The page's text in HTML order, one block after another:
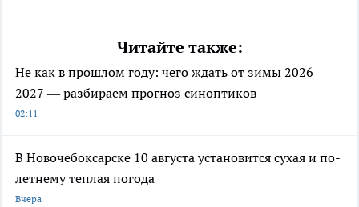
Читайте также:
Не как в прошлом году: чего ждать от зимы 2026–
2027 — разбираем прогноз синоптиков
02:11
В Новочебоксарске 10 августа установится сухая и по-
летнему теплая погода
Вчера